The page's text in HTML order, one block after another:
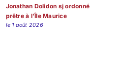
Jonathan Dolidon sj ordonné
prêtre à l’Île Maurice
le 1 août 2026